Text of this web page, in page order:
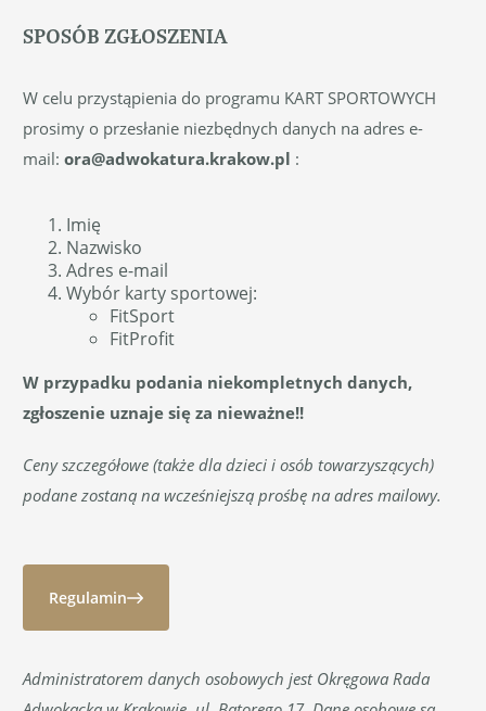
SPOSÓB ZGŁOSZENIA
W celu przystąpienia do programu KART SPORTOWYCH
prosimy o przesłanie niezbędnych danych na adres e-
mail: ora@adwokatura.krakow.pl :
Imię
Nazwisko
Adres e-mail
Wybór karty sportowej:
FitSport
FitProfit
W przypadku podania niekompletnych danych,
zgłoszenie uznaje się za nieważne!!
Ceny szczegółowe (także dla dzieci i osób towarzyszących)
podane zostaną na wcześniejszą prośbę na adres mailowy.
Regulamin
Administratorem danych osobowych jest Okręgowa Rada